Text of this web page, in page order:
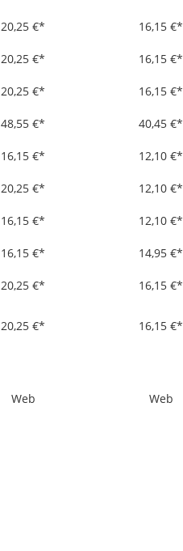
20,25 €* 16,15 €*
20,25 €* 16,15 €*
20,25 €* 16,15 €*
48,55 €* 40,45 €*
16,15 €* 12,10 €*
20,25 €* 12,10 €*
16,15 €* 12,10 €*
16,15 €* 14,95 €*
20,25 €* 16,15 €*
20,25 €* 16,15 €*
Web Web